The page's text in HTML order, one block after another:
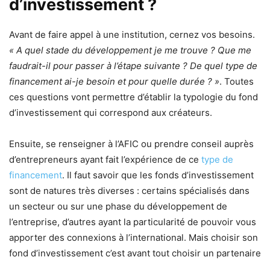
d’investissement ?
Avant de faire appel à une institution, cernez vos besoins.
« A quel stade du développement je me trouve ? Que me
faudrait-il pour passer à l’étape suivante ? De quel type de
financement ai-je besoin et pour quelle durée ? ». Toutes
ces questions vont permettre d’établir la typologie du fond
d’investissement qui correspond aux créateurs.
Ensuite, se renseigner à l’AFIC ou prendre conseil auprès
d’entrepreneurs ayant fait l’expérience de ce type de
financement. Il faut savoir que les fonds d’investissement
sont de natures très diverses : certains spécialisés dans
un secteur ou sur une phase du développement de
l’entreprise, d’autres ayant la particularité de pouvoir vous
apporter des connexions à l’international. Mais choisir son
fond d’investissement c’est avant tout choisir un partenaire